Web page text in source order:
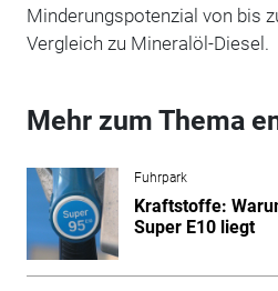
Minderungspotenzial von bis
Vergleich zu Mineralöl-Diesel.
Mehr zum Thema
Fuhrpark
Kraftstoffe:
Super E10 liegt